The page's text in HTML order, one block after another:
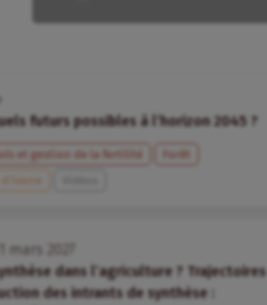
futurs possibles à l’horizon 2045 ?
et gestion de la fertilité
Forêt
d’Ivoire
mars
dans l’agriculture ? Trajectoires
des intrants de synthèse :